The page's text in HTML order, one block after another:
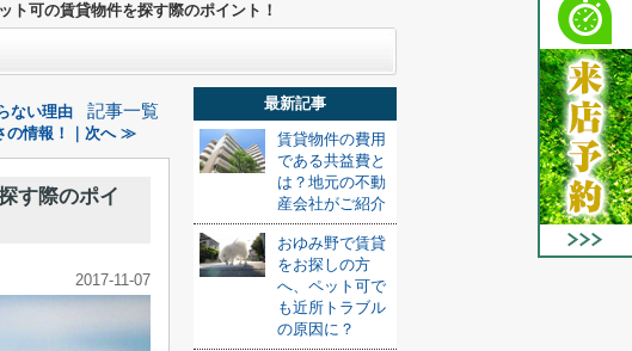
ト可の賃貸物件を探す際のポイント！
ない理由 記事一覧
の情報！｜次へ ≫
す際のポイ
2017-11-07
最新記事
賃貸物件の費用
である共益費と
は？地元の不動
産会社がご紹介
おゆみ野で賃貸
をお探しの方
へ、ペット可で
も近所トラブル
の原因に？